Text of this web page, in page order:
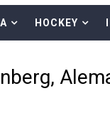
Playoffs
HOCKEY